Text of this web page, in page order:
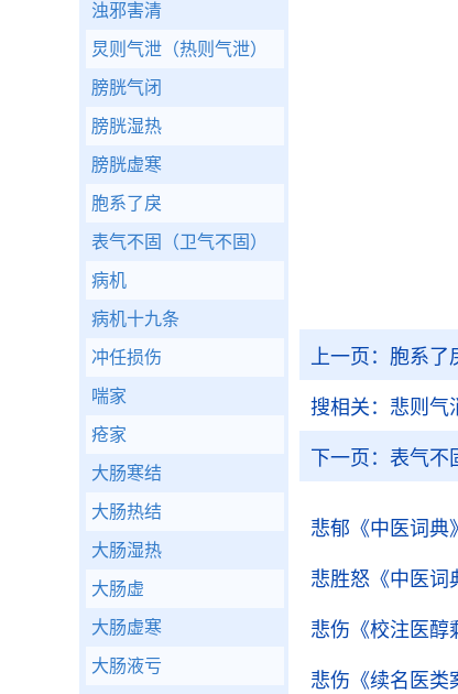
上一页： 胞系了
搜相关： 悲则气
下一页： 表气不
悲郁 《中医词典》
悲胜怒 《中医词
悲伤 《校注医醇
悲伤 《续名医类
浊邪害清
炅则气泄（热则气泄）
膀胱气闭
膀胱湿热
膀胱虚寒
胞系了戾
表气不固（卫气不固）
病机
病机十九条
冲任损伤
喘家
疮家
大肠寒结
大肠热结
大肠湿热
大肠虚
大肠虚寒
大肠液亏